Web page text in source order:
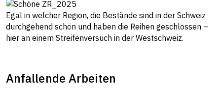
Egal in welcher Region, die Bestände sind in der Schweiz
durchgehend schön und haben die Reihen geschlossen –
hier an einem Streifenversuch in der Westschweiz.
Anfallende Arbeiten